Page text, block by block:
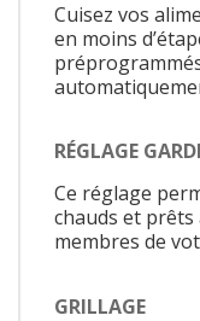
Cuisez vos
en moins
RÉGLAGE
Ce réglage
chauds et prêts
membres de
GRILLAGE